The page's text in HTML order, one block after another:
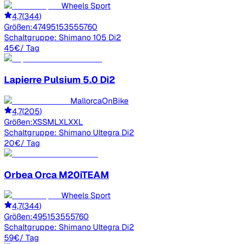
Wheels Sport
4,7(344)
Größen:47495153555760
Schaltgruppe: Shimano 105 Di2
45€/ Tag
Lapierre Pulsium 5.0 Di2
MallorcaOnBike
4,7(205)
Größen:XSSMLXLXXL
Schaltgruppe: Shimano Ultegra Di2
20€/ Tag
OrbeaOrca M20iTEAM
Wheels Sport
4,7(344)
Größen:495153555760
Schaltgruppe: Shimano Ultegra Di2
59€/ Tag